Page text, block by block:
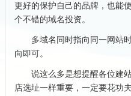
更好的保护自己的品牌，也能
个不错的域名投资。
多域名同时指向同一网站时
向即可。
说这么多是想提醒各位建站
店选址一样重要，一定要花功